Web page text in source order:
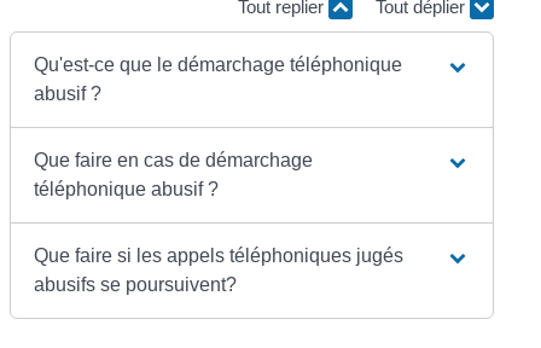
Tout replier Tout déplier
Qu'est-ce que le démarchage téléphonique
abusif ?
Que faire en cas de démarchage
téléphonique abusif ?
Que faire si les appels téléphoniques jugés
abusifs se poursuivent?